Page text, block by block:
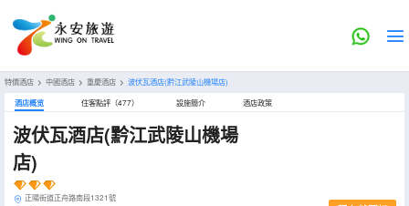
特價酒店 > 中國酒店 > 重慶酒店 > 波伏瓦酒店(黔江武陵山機場店)
酒店概览 住客點評（477） 設施簡介 酒店政策
波伏瓦酒店(黔江武陵山機場
店)
正陽街道正舟路南段1321號